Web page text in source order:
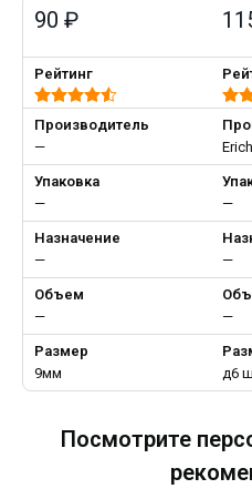
90 ₽
Рейтинг
Производитель
—
Упаковка
—
—
Назначение
—
—
Объем
—
—
Размер
9мм
д6
Посмотрите